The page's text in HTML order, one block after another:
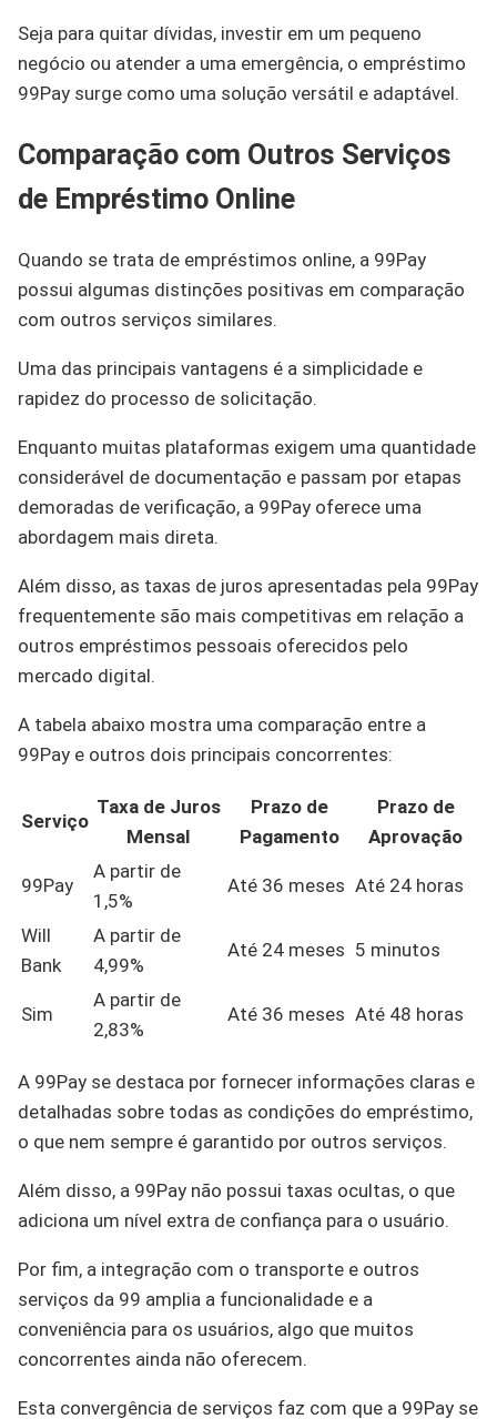
Seja para quitar dívidas, investir em um pequeno
negócio ou atender a uma emergência, o empréstimo
99Pay surge como uma solução versátil e adaptável.
Comparação com Outros Serviços
de Empréstimo Online
Quando se trata de empréstimos online, a 99Pay
possui algumas distinções positivas em comparação
com outros serviços similares.
Uma das principais vantagens é a simplicidade e
rapidez do processo de solicitação.
Enquanto muitas plataformas exigem uma quantidade
considerável de documentação e passam por etapas
demoradas de verificação, a 99Pay oferece uma
abordagem mais direta.
Além disso, as taxas de juros apresentadas pela 99Pay
frequentemente são mais competitivas em relação a
outros empréstimos pessoais oferecidos pelo
mercado digital.
A tabela abaixo mostra uma comparação entre a
99Pay e outros dois principais concorrentes:
Serviço
Taxa de Juros
Mensal
Prazo de
Pagamento
Prazo de
Aprovação
99Pay
A partir de
1,5%
Até 36 meses Até 24 horas
Will
Bank
A partir de
4,99%
Até 24 meses 5 minutos
Sim
A partir de
2,83%
Até 36 meses Até 48 horas
A 99Pay se destaca por fornecer informações claras e
detalhadas sobre todas as condições do empréstimo,
o que nem sempre é garantido por outros serviços.
Além disso, a 99Pay não possui taxas ocultas, o que
adiciona um nível extra de confiança para o usuário.
Por fim, a integração com o transporte e outros
serviços da 99 amplia a funcionalidade e a
conveniência para os usuários, algo que muitos
concorrentes ainda não oferecem.
Esta convergência de serviços faz com que a 99Pay se